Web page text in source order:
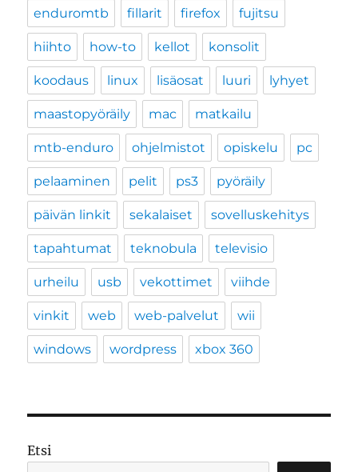
enduromtb fillarit firefox fujitsu
hiihto how-to kellot konsolit
koodaus linux lisäosat luuri lyhyet
maastopyöräily mac matkailu
mtb-enduro ohjelmistot opiskelu pc
pelaaminen pelit ps3 pyöräily
päivän linkit sekalaiset sovelluskehitys
tapahtumat teknobula televisio
urheilu usb vekottimet viihde
vinkit web web-palvelut wii
windows wordpress xbox 360
Etsi